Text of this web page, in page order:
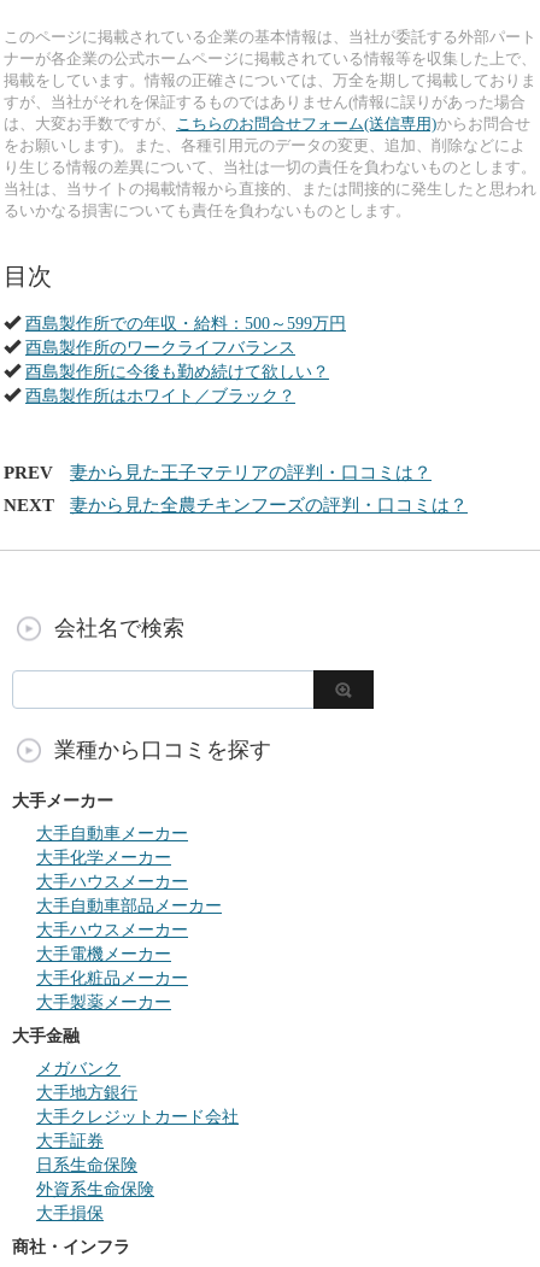
このページに掲載されている企業の基本情報は、当社が委託する外部パート
ナーが各企業の公式ホームページに掲載されている情報等を収集した上で、
掲載をしています。情報の正確さについては、万全を期して掲載しておりま
すが、当社がそれを保証するものではありません(情報に誤りがあった場合
は、大変お手数ですが、
こちらのお問合せフォーム(送信専用)からお問合せ
をお願いします)。また、各種引用元のデータの変更、追加、削除などによ
り生じる情報の差異について、当社は一切の責任を負わないものとします。
当社は、当サイトの掲載情報から直接的、または間接的に発生したと思われ
るいかなる損害についても責任を負わないものとします。
目次
酉島製作所での年収・給料：500～599万円
酉島製作所のワークライフバランス
酉島製作所に今後も勤め続けて欲しい？
酉島製作所はホワイト／ブラック？
PREV
妻から見た王子マテリアの評判・口コミは？
NEXT
妻から見た全農チキンフーズの評判・口コミは？
会社名で検索
業種から口コミを探す
大手メーカー
大手自動車メーカー
大手化学メーカー
大手ハウスメーカー
大手自動車部品メーカー
大手ハウスメーカー
大手電機メーカー
大手化粧品メーカー
大手製薬メーカー
大手金融
メガバンク
大手地方銀行
大手クレジットカード会社
大手証券
日系生命保険
外資系生命保険
大手損保
商社・インフラ